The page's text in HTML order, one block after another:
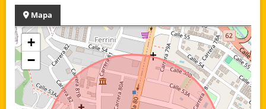
Mapa
+
−